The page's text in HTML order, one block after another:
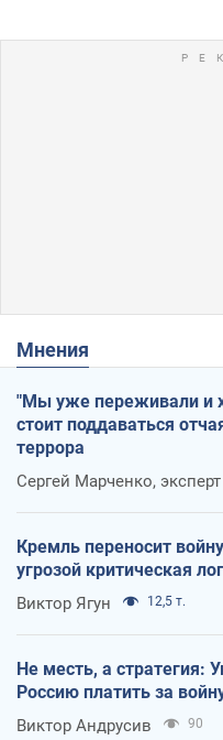
Мнения
"Мы уже переживали и
стоит поддаваться
террора
Сергей Марченко, эксперт
Кремль переносит
угрозой критическая
Виктор Ягун 12,5 т.
Не месть, а стратегия:
Россию платить за
Виктор Андрусив 90